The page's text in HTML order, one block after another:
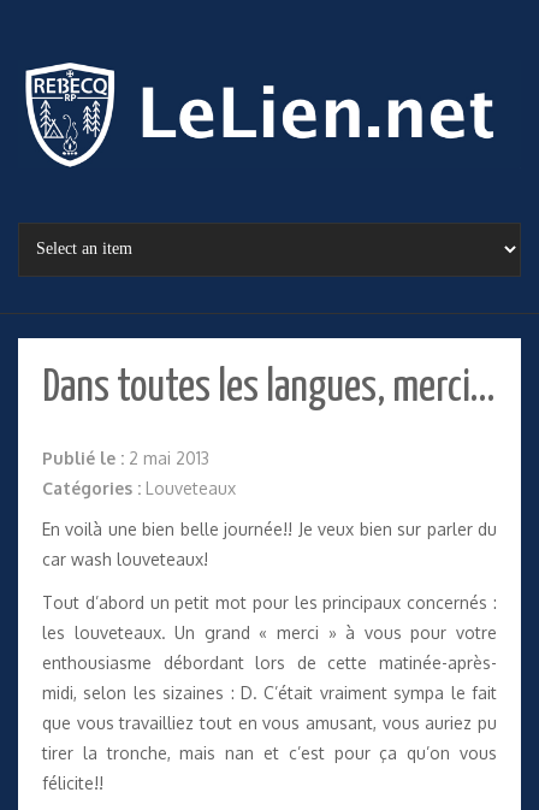
Dans toutes les langues, merci…
Publié le : 2 mai 2013
Catégories : Louveteaux
En voilà une bien belle journée!! Je veux bien sur parler du
car wash louveteaux!
Tout d’abord un petit mot pour les principaux concernés :
les louveteaux. Un grand « merci » à vous pour votre
enthousiasme débordant lors de cette matinée-après-
midi, selon les sizaines : D. C’était vraiment sympa le fait
que vous travailliez tout en vous amusant, vous auriez pu
tirer la tronche, mais nan et c’est pour ça qu’on vous
félicite!!